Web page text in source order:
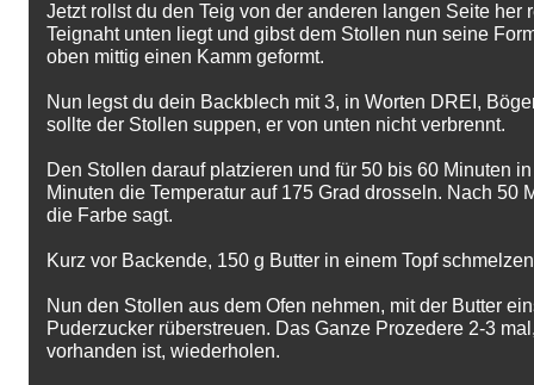
Jetzt rollst du den Teig von der anderen langen Seite her
Teignaht unten liegt und gibst dem Stollen nun seine
oben mittig einen Kamm geformt.
Nun legst du dein Backblech mit 3, in Worten DREI,
sollte der Stollen suppen, er von unten nicht verbrennt.
Den Stollen darauf platzieren und für 50 bis 60 Minuten
Minuten die Temperatur auf 175 Grad drosseln. Nach 50
die Farbe sagt.
Kurz vor Backende, 150 g Butter in einem Topf
Nun den Stollen aus dem Ofen nehmen, mit der Butter
Puderzucker rüberstreuen. Das Ganze Prozedere 2-3
vorhanden ist, wiederholen.